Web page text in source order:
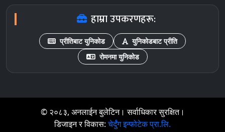
हाम्रा उपकरणहरू:
प्रीतिबाट युनिकोड
युनिकोडबाट प्रीति
रोमनमा युनिकोड
© २०८३, अनलाईन बुलेटिन। सर्वाधिकार सुरक्षित।
डिजाइन र विकास:चेर्दुंग इन्फोटेक प्रा.लि.